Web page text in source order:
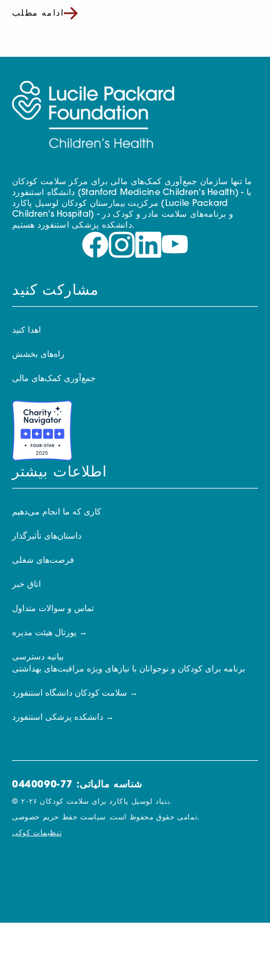
ادامه مطلب
ما تنها سازمان جمع‌آوری کمک‌های مالی برای مرکز سلامت کودکان
دانشگاه استنفورد (Stanford Medicine Children's Health) - با
مرکزیت بیمارستان کودکان لوسیل پاکارد (Lucile Packard
Children's Hospital) - و برنامه‌های سلامت مادر و کودک در
دانشکده پزشکی استنفورد هستیم.
مشارکت کنید
اهدا کنید
راه‌های بخشش
جمع‌آوری کمک‌های مالی
اطلاعات بیشتر
کاری که ما انجام می‌دهیم
داستان‌های تأثیرگذار
فرصت‌های شغلی
اتاق خبر
تماس و سوالات متداول
پورتال هیئت مدیره
بیانیه دسترسی
برنامه برای کودکان و نوجوانان با نیازهای ویژه مراقبت‌های بهداشتی
سلامت کودکان دانشگاه استنفورد
دانشکده پزشکی استنفورد
شناسه مالیاتی: 77-0440090
© ۲۰۲۶ بنیاد لوسیل پاکارد برای سلامت کودکان.
تمامی حقوق محفوظ است.سیاست حفظ حریم خصوصی.
تنظیمات کوکی